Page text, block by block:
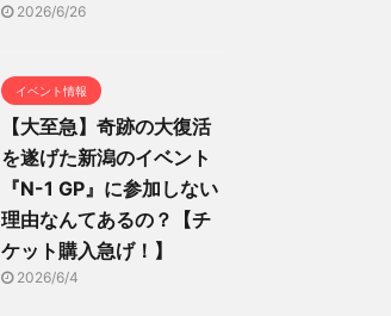
2026/6/26
イベント情報
【大至急】奇跡の大復活
を遂げた新潟のイベント
『N-1 GP』に参加しない
理由なんてあるの？【チ
ケット購入急げ！】
2026/6/4